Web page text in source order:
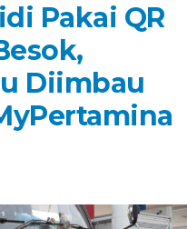
Pakai QR
Diimbau